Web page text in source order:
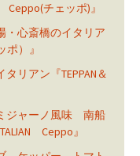
Ceppo(チェッポ)』
心斎橋のイタリア
ポ）』
リアン『TEPPAN＆
ジャーノ風味 南船
Ceppo』